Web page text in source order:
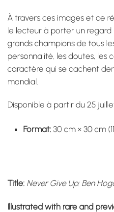
À travers ces images et ce
le lecteur à porter un regard
grands champions de tous
personnalité, les doutes, les
caractère qui se cachent
mondial.
Disponible à partir du 25
Format: 30 cm × 30 cm
Title: Never Give Up: Ben
Illustrated with rare and